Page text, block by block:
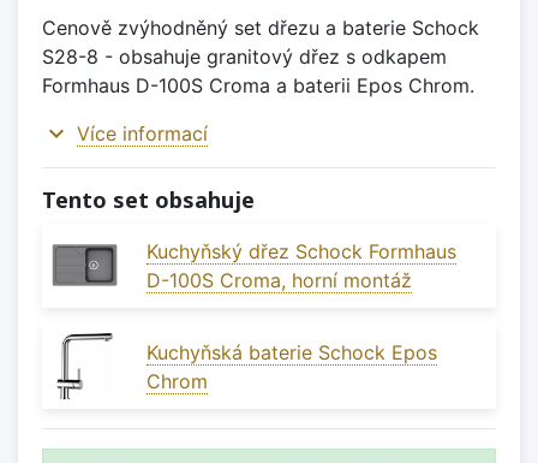
Cenově zvýhodněný set dřezu a baterie Schock
S28-8 - obsahuje granitový dřez s odkapem
Formhaus D-100S Croma a baterii Epos Chrom.
expand_more Více informací
Tento set obsahuje
Kuchyňský dřez Schock Formhaus
D-100S Croma, horní montáž
Kuchyňská baterie Schock Epos
Chrom